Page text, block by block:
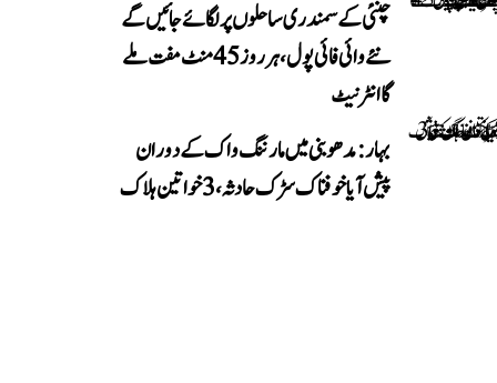
چنئی کے سمندری ساحلوں پر لگائے جائیں گے
نئے وائی فائی پول، ہر روز 45 منٹ مفت ملے
گا انٹرنیٹ
بہار: مدھوبنی میں مارننگ واک کے دوران
پیش آیا خوفناک سڑک حادثہ، 3 خواتین ہلاک